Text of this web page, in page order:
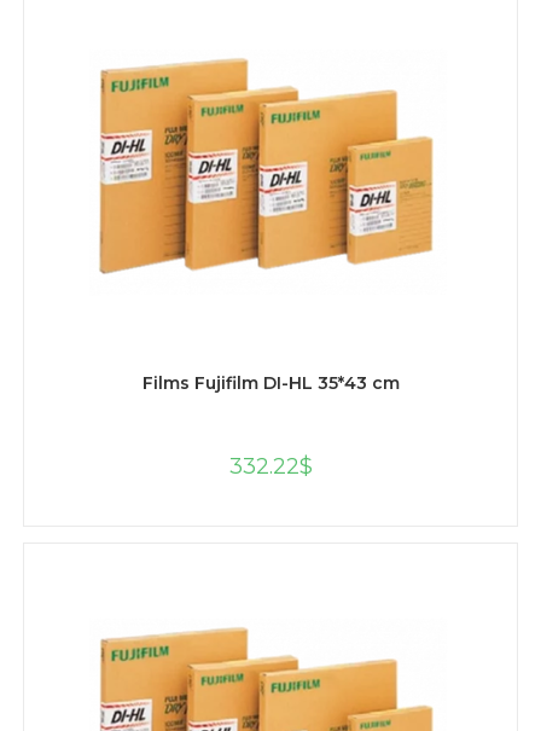
Films Fujifilm DI-HL 35*43 cm
332.22$